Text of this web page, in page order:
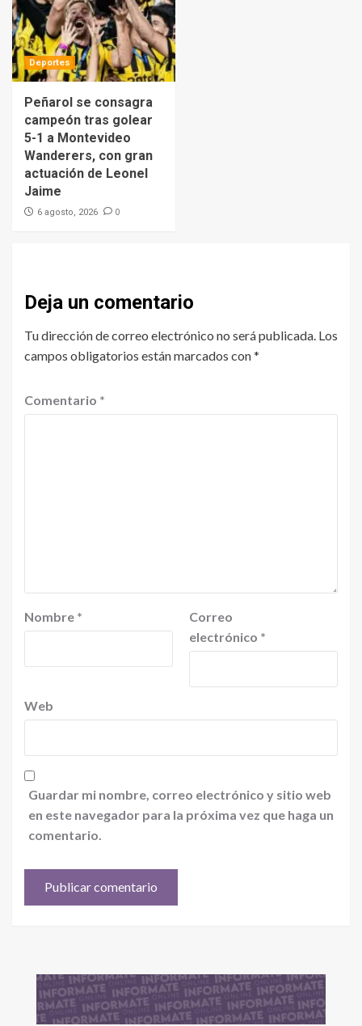
Deportes
Peñarol se consagra
campeón tras golear
5-1 a Montevideo
Wanderers, con gran
actuación de Leonel
Jaime
6 agosto, 2026 0
Deja un comentario
Tu dirección de correo electrónico no será publicada. Los
campos obligatorios están marcados con*
Comentario *
Nombre *
Correo
electrónico *
Web
Guardar mi nombre, correo electrónico y sitio web
en este navegador para la próxima vez que haga un
comentario.